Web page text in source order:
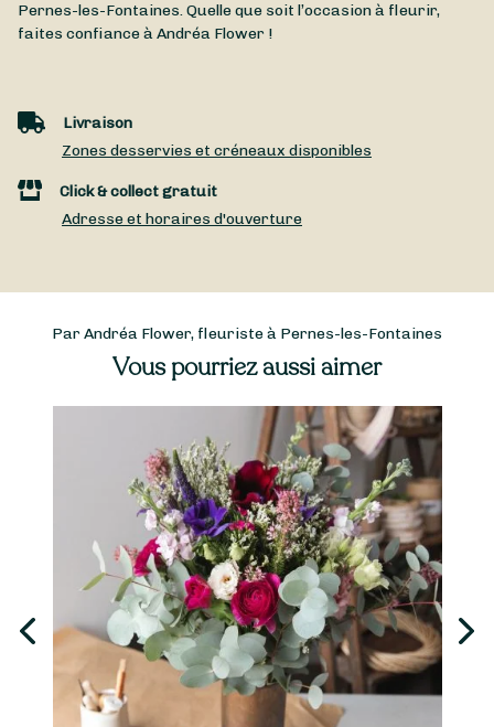
Pernes-les-Fontaines. Quelle que soit l’occasion à fleurir,
faites confiance à Andréa Flower !
Livraison
Zones desservies et créneaux disponibles
Click & collect gratuit
Adresse et horaires d'ouverture
Par Andréa Flower, fleuriste à Pernes-les-Fontaines
Vous pourriez aussi aimer